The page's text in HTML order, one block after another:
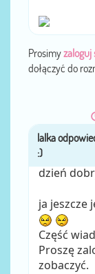
Prosimyzaloguj
dołączyć do
dzień
ja jeszcze
Część
Proszę
zobaczyć.